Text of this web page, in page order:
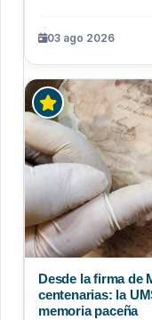
03 ago 2026
Desde la firma de
centenarias: la
memoria paceña